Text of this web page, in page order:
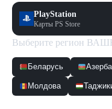
PlayStation
Карты PS Store
Выберите регион
Беларусь
Молдова